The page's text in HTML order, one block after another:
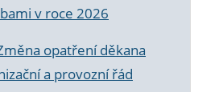
v roce 2026
opatření děkana
a provozní řád